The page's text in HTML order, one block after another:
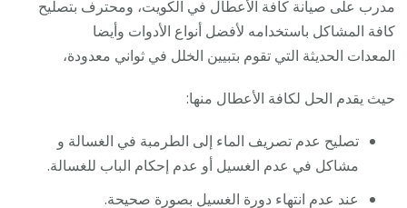
مدرب على صيانة كافة الأعطال في الكويت، ومحترف بتصليح
كافة المشاكل باستخدامه لأفضل أنواع الأدوات وأيضا
المعدات الحديثة التي تقوم بتبيين الخلل في ثواني معدودة،
حيث يقدم الحل لكافة الأعطال منها:
تصليح عدم تصريف الماء إلى الطرمبة في الغسالة و
مشاكل في عدم الغسيل أو عدم إحكام الباب للغسالة.
عند عدم انتهاء دورة الغسيل بصورة صحيحة.